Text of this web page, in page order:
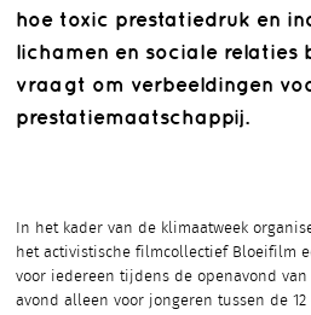
hoe toxic prestatiedruk en
lichamen en sociale relaties
vraagt om verbeeldingen
prestatiemaatschappij.
In het kader van de klimaatweek
het activistische filmcollectief Bloeifilm
voor iedereen tijdens de openavond
avond alleen voor jongeren tussen de 12